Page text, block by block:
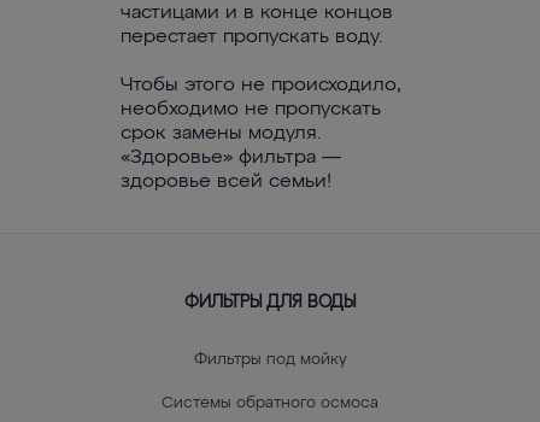
частицами и в конце концов
перестает пропускать воду.
Чтобы этого не происходило,
необходимо не пропускать
срок замены модуля.
«Здоровье» фильтра —
здоровье всей семьи!
ФИЛЬТРЫ ДЛЯ ВОДЫ
Фильтры под мойку
Системы обратного осмоса